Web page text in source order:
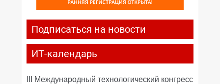
Подписаться на новости
ИТ-календарь
III Международный технологический конгресс